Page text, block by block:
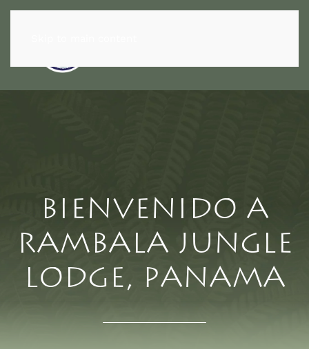
Bienvenido a
Rambala Jungle
Lodge, Panama